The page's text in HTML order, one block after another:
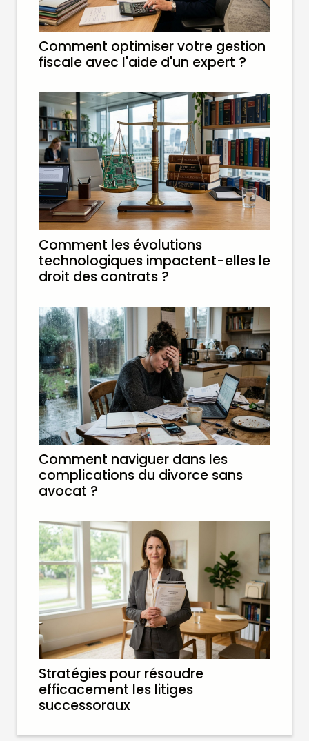
Comment optimiser votre gestion
fiscale avec l'aide d'un expert ?
Comment les évolutions
technologiques impactent-elles le
droit des contrats ?
Comment naviguer dans les
complications du divorce sans
avocat ?
Stratégies pour résoudre
efficacement les litiges
successoraux